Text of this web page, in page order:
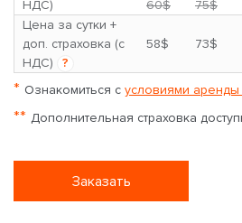
НДС)
60$
75$
Цена за сутки +
доп. страховка (с
НДС)
?
58$ 73$
* Ознакомиться с условиями аренды
** Дополнительная страховка
Заказать